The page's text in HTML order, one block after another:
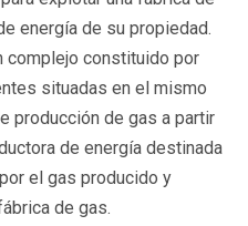
energía de su propiedad.
complejo constituido por
situadas en el mismo
producción de gas a partir
de energía destinada
el gas producido y
de gas.